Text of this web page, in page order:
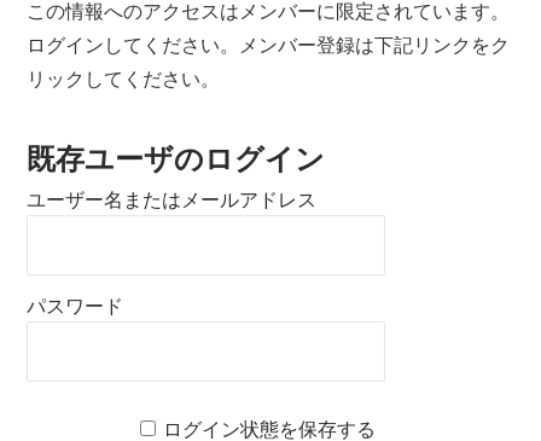
この情報へのアクセスはメンバーに限定されています。
ログインしてください。メンバー登録は下記リンクをク
リックしてください。
既存ユーザのログイン
ユーザー名またはメールアドレス
パスワード
ログイン状態を保存する